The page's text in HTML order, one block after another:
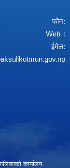
गोरखा फोन:
Web :
कार्यालय